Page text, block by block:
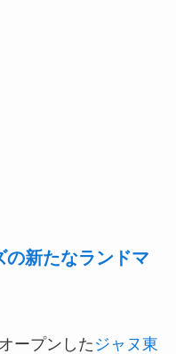
の新たなランドマ
ープンしたジャヌ東